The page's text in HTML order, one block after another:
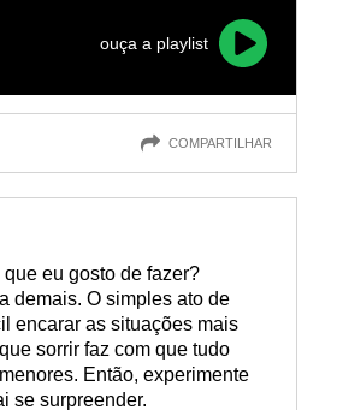
ouça a playlist
COMPARTILHAR
eu gosto de fazer?
demais. O simples ato de
encarar as situações mais
sorrir faz com que tudo
Então, experimente
se surpreender.